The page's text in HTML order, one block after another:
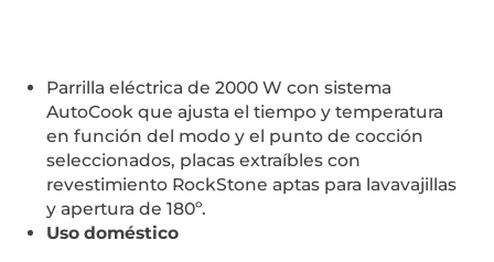
Parrilla eléctrica de 2000 W con sistema
AutoCook que ajusta el tiempo y temperatura
en función del modo y el punto de cocción
seleccionados, placas extraíbles con
revestimiento RockStone aptas para lavavajillas
y apertura de 180º.
Uso doméstico